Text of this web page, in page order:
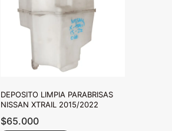
DEPOSITO LIMPIA PARABRISAS
NISSAN XTRAIL 2015/2022
$65.000